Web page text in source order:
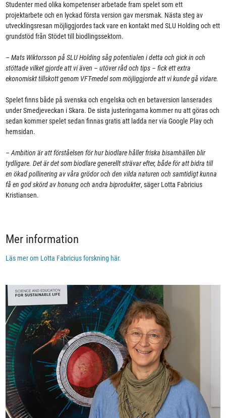
Studenter med olika kompetenser arbetade fram spelet som ett
projektarbete och en lyckad första version gav mersmak. Nästa steg av
utvecklingsresan möjliggjordes tack vare en kontakt med SLU Holding och ett
grundstöd från Stödet till biodlingssektorn.
– Mats Wiktorsson på SLU Holding såg potentialen i detta och gick in och
stöttade vilket gjorde att viäven – utöver råd och tips – fick ett extra
ekonomiskt tillskott genom VFT-medel som möjliggjorde att vi kunde gå vidare.
Spelet finns både på svenska och engelska och en betaversion lanserades
under Smedjeveckan i Skara. De sista justeringarna kommer nu att göras och
sedan kommer spelet sedan finnas gratis att ladda ner via Google Play och
hemsidan.
– Ambition är att förståelsen för hur biodlare håller friska bisamhällen blir
tydligare. Det är det som biodlare generellt strävar efter, både för att bidra till
en ökad pollinering av våra grödor och den vilda naturen och samtidigt kunna
få en god skörd av honung och andra biprodukter, säger Lotta Fabricius
Kristiansen.
Mer information
Läs mer om Lotta Fabricius forskning här.